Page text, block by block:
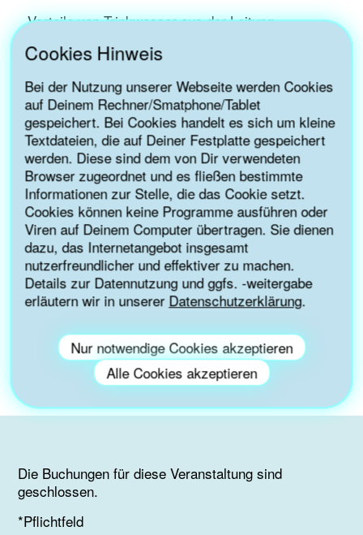
Cookies Hinweis
Bei der Nutzung unserer Webseite werden Cookies
auf Deinem Rechner/Smatphone/Tablet
gespeichert. Bei Cookies handelt es sich um kleine
Textdateien, die auf Deiner Festplatte gespeichert
werden. Diese sind dem von Dir verwendeten
Browser zugeordnet und es fließen bestimmte
Informationen zur Stelle, die das Cookie setzt.
Cookies können keine Programme ausführen oder
Viren auf Deinem Computer übertragen. Sie dienen
dazu, das Internetangebot insgesamt
nutzerfreundlicher und effektiver zu machen.
Details zur Datennutzung und ggfs. -weitergabe
erläutern wir in unserer Datenschutzerklärung.
Nur notwendige Cookies akzeptieren
Alle Cookies akzeptieren
Vorteile von Trinkwasser aus der Leitung
Konkrete Schritte und Checkliste für einen
Ideen für die Begeisterung von Kolleg*innen
Attraktive Präsentation von Trinkwasser in Karaffen
und eine Auswahl an Wasserspendern für
Mitarbeitende und Kund*innen in Meetings
Auszeichnung als “leitungswasserfreundlich”
Fragen der Teilnehmenden
Unterstützung im Nachgang des Webinars bei
offenen Punkten
Das Online-Seminar kann aufgrund einer Förderung der
Nationalen Klimaschutzinitiative kostenfrei angeboten
werden.
Melde Dich gleich im untenstehenden Formular für das
Online-Seminar an!
Termin: 14. April um 13 bis 14 Uhr
Die Buchungen für diese Veranstaltung sind
geschlossen.
*Pflichtfeld